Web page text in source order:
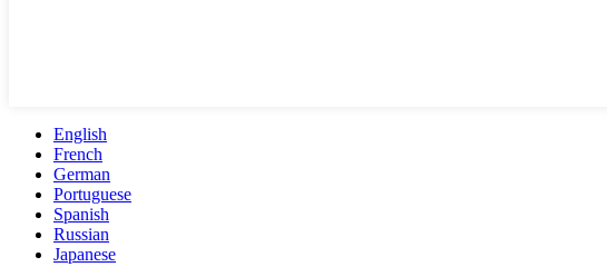
English
French
German
Portuguese
Spanish
Russian
Japanese